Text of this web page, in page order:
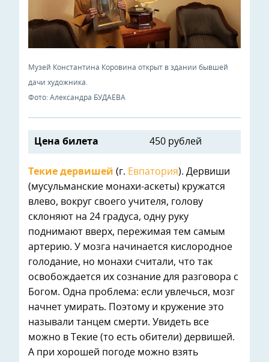
Музей Константина Коровина открыт в здании бывшей
дачи художника.
Фото: Александра БУДАЕВА
Цена билета 450 рублей
Текие дервишей (г. Евпатория). Дервиши
(мусульманские монахи-аскеты) кружатся
влево, вокруг своего учителя, голову
склоняют на 24 градуса, одну руку
поднимают вверх, пережимая тем самым
артерию. У мозга начинается кислородное
голодание, но монахи считали, что так
освобождается их сознание для разговора с
Богом. Одна проблема: если увлечься, мозг
начнет умирать. Поэтому и кружение это
называли танцем смерти. Увидеть все
можно в Текие (то есть обители) дервишей.
А при хорошей погоде можно взять